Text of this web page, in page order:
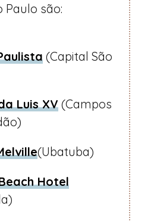
Paulo são:
(Capital São
Luis XV (Campos
(Ubatuba)
Hotel